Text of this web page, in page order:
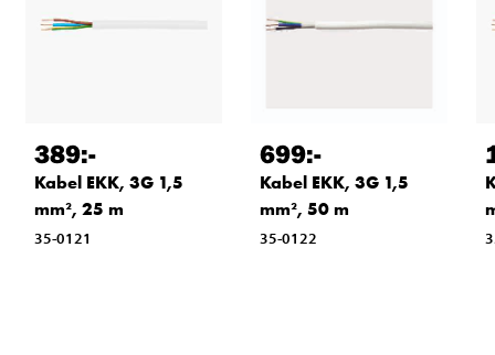
389:-
Kabel EKK, 3G 1,5
mm², 25 m
35-0121
699:-
Kabel EKK, 3G 1,5
mm², 50 m
35-0122